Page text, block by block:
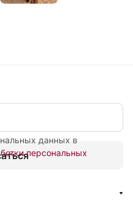
данных в
персональных